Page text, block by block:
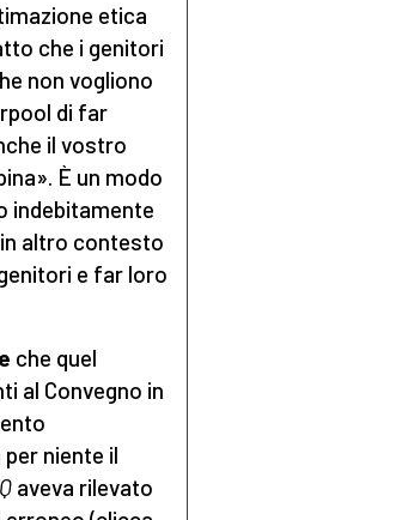
etica
che i genitori
non vogliono
di far
il vostro
È un modo
indebitamente
altro contesto
e far loro
che quel
al Convegno in
niente il
aveva rilevato